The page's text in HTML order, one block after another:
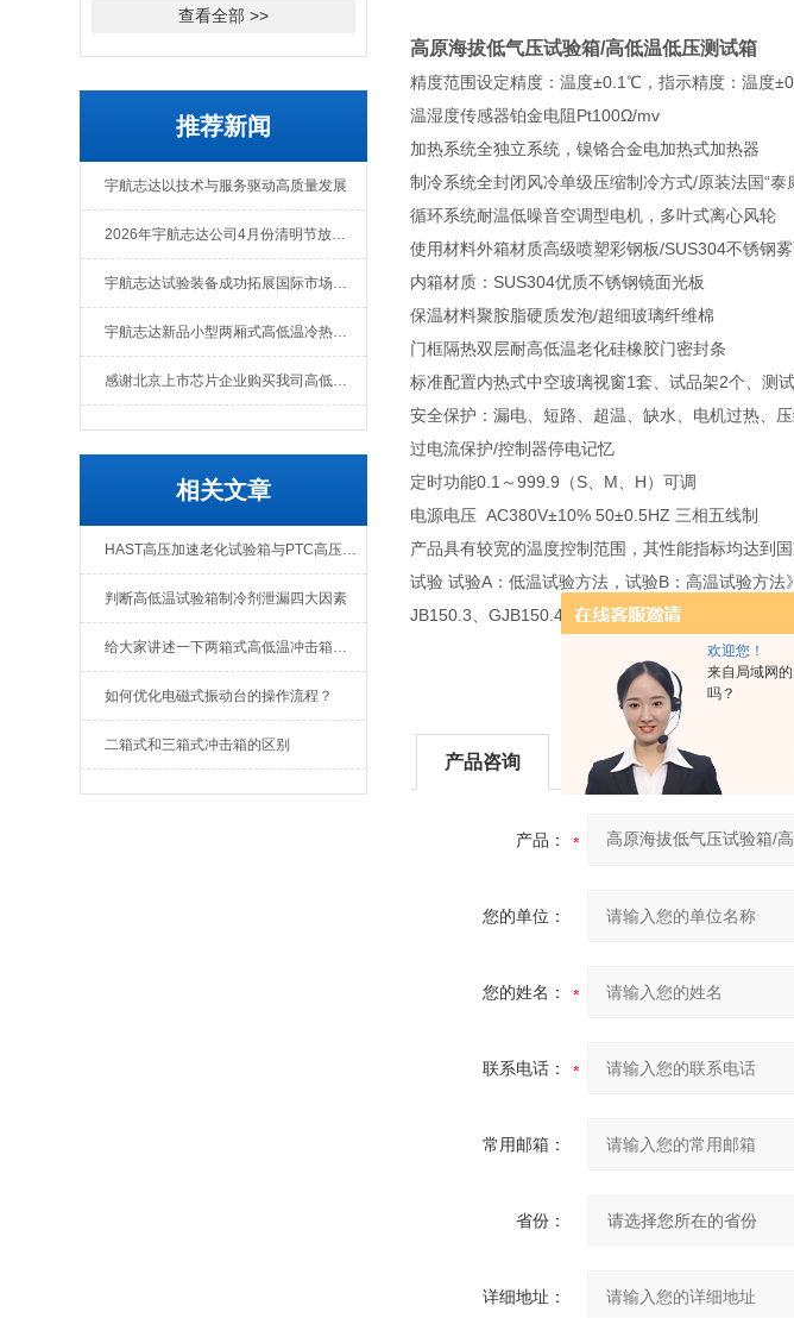
欢迎您！
来自局域网
吗？
查看全部 >>
推荐新闻
宇航志达以技术与服务驱动高质量发展
2026年宇航志达公司4月份清明节放假通知
宇航志达试验装备成功拓展国际市场出口肯尼亚
宇航志达新品小型两厢式高低温冷热冲击试验箱
感谢北京上市芯片企业购买我司高低温冲击热流仪
相关文章
HAST高压加速老化试验箱与PTC高压加速老化试验箱区别
判断高低温试验箱制冷剂泄漏四大因素
给大家讲述一下两箱式高低温冲击箱工作的过程
如何优化电磁式振动台的操作流程？
二箱式和三箱式冲击箱的区别
高原海拔低气压试验箱/高低温低压测试箱
精度范围设定精度：温度±0.1℃，指示精度：温度
温湿度传感器铂金电阻Pt100Ω/mv
加热系统全独立系统，镍铬合金电加热式加热器
制冷系统全封闭风冷单级压缩制冷方式/原装法国“
循环系统耐温低噪音空调型电机，多叶式离心风轮
使用材料外箱材质高级喷塑彩钢板/SUS304不锈钢
内箱材质：SUS304优质不锈钢镜面光板
保温材料聚胺脂硬质发泡/超细玻璃纤维棉
门框隔热双层耐高低温老化硅橡胶门密封条
标准配置内热式中空玻璃视窗1套、试品架2个、测
安全保护：漏电、短路、超温、缺水、电机过热、
过电流保护/控制器停电记忆
定时功能0.1～999.9（S、M、H）可调
电源电压 AC380V±10% 50±0.5HZ 三相五线制
产品具有较宽的温度控制范围，其性能指标均达到
试验 试验A：低温试验方法，试验B：高温试验方
JB150.3、GJB150.4、IEC、MIL标准
产品咨询
产品：
您的单位：
您的姓名：
联系电话：
常用邮箱：
省份：
详细地址：